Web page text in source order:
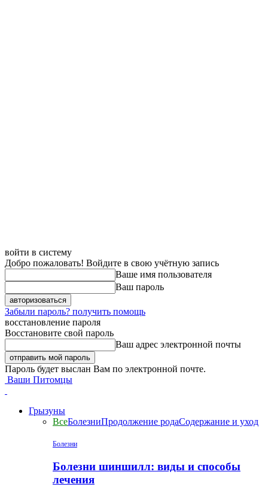
войти в систему
Добро пожаловать! Войдите в свою учётную запись
Ваше имя пользователя
Ваш пароль
Забыли пароль? получить помощь
восстановление пароля
Восстановите свой пароль
Ваш адрес электронной почты
Пароль будет выслан Вам по электронной почте.
Ваши Питомцы
Грызуны
ВсеБолезниПродолжение родаСодержание и уход
Болезни
Болезни шиншилл: виды и способы
лечения